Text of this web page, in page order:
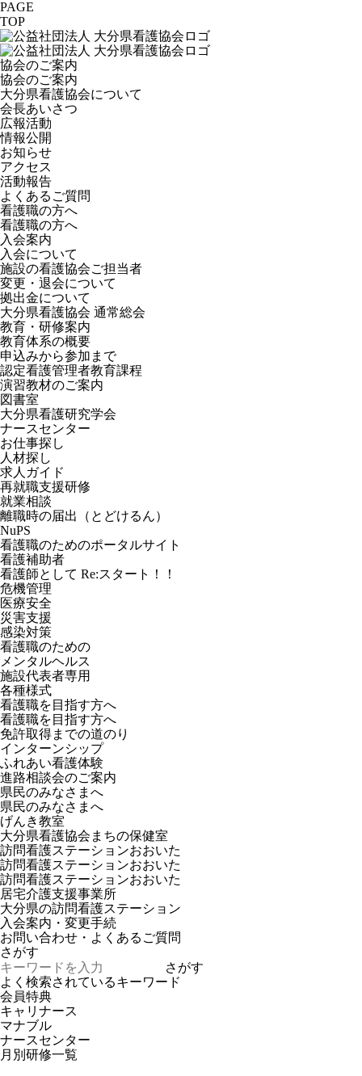
PAGE
TOP
協会のご案内
協会のご案内
大分県看護協会について
会長あいさつ
広報活動
情報公開
お知らせ
アクセス
活動報告
よくあるご質問
看護職の方へ
看護職の方へ
入会案内
入会について
施設の看護協会ご担当者
変更・退会について
拠出金について
大分県看護協会 通常総会
教育・研修案内
教育体系の概要
申込みから参加まで
認定看護管理者教育課程
演習教材のご案内
図書室
大分県看護研究学会
ナースセンター
お仕事探し
人材探し
求人ガイド
再就職支援研修
就業相談
離職時の届出（とどけるん）
NuPS
看護職のためのポータルサイト
看護補助者
看護師として Re:スタート！！
危機管理
医療安全
災害支援
感染対策
看護職のための
メンタルヘルス
施設代表者専用
各種様式
看護職を目指す方へ
看護職を目指す方へ
免許取得までの道のり
インターンシップ
ふれあい看護体験
進路相談会のご案内
県民のみなさまへ
県民のみなさまへ
げんき教室
大分県看護協会まちの保健室
訪問看護ステーションおおいた
訪問看護ステーションおおいた
訪問看護ステーションおおいた
居宅介護支援事業所
大分県の訪問看護ステーション
入会案内・変更手続
お問い合わせ・よくあるご質問
さがす
さがす
よく検索されているキーワード
会員特典
キャリナース
マナブル
ナースセンター
月別研修一覧